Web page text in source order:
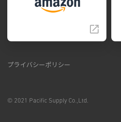
プライバシーポリシー
© 2021 Pacific Supply Co.,Ltd.